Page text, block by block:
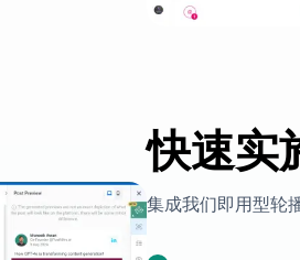
快速实
集成我们即用型轮